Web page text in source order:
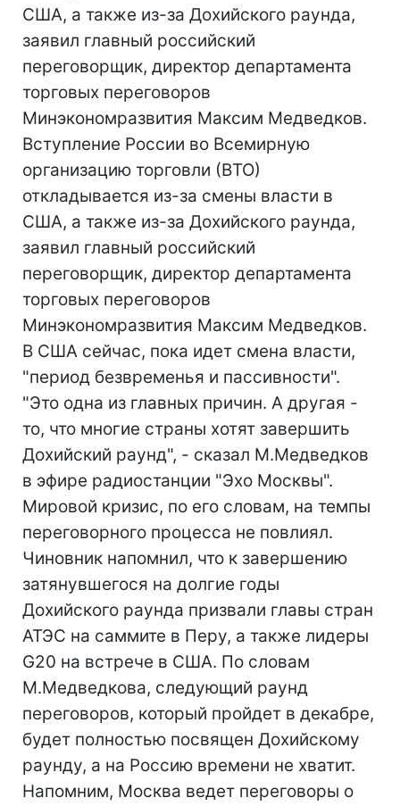
США, а также из-за Дохийского раунда,
заявил главный российский
переговорщик, директор департамента
торговых переговоров
Минэкономразвития Максим Медведков.
Вступление России во Всемирную
организацию торговли (ВТО)
откладывается из-за смены власти в
США, а также из-за Дохийского раунда,
заявил главный российский
переговорщик, директор департамента
торговых переговоров
Минэкономразвития Максим Медведков.
В США сейчас, пока идет смена власти,
"период безвременья и пассивности".
"Это одна из главных причин. А другая -
то, что многие страны хотят завершить
Дохийский раунд", - сказал М.Медведков
в эфире радиостанции "Эхо Москвы".
Мировой кризис, по его словам, на темпы
переговорного процесса не повлиял.
Чиновник напомнил, что к завершению
затянувшегося на долгие годы
Дохийского раунда призвали главы стран
АТЭС на саммите в Перу, а также лидеры
G20 на встрече в США. По словам
М.Медведкова, следующий раунд
переговоров, который пройдет в декабре,
будет полностью посвящен Дохийскому
раунду, а на Россию времени не хватит.
Напомним, Москва ведет переговоры о